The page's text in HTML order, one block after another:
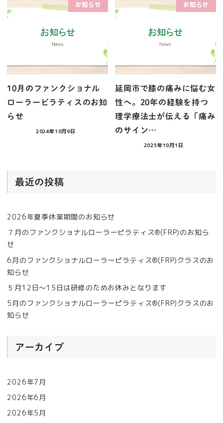
お知らせ
10月のファンクショナル
ローラーピラティスのお知
らせ
2024年10月9日
お知らせ
延岡市で膝の痛みに悩む女
性へ。20年の経験を持つ
理学療法士が伝える「痛み
のサイン…
2025年10月1日
最近の投稿
2026年夏季休業期間のお知らせ
７月のファンクショナルローラーピラティス®︎(FRP)のお知ら
せ
6月のファンクショナルローラーピラティス®︎(FRP)クラスのお
知らせ
５月12日〜15日は研修のためお休みとなります
5月のファンクショナルローラーピラティス®︎(FRP)クラスのお
知らせ
アーカイブ
2026年7月
2026年6月
2026年5月